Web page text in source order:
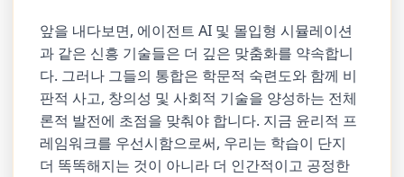
앞을 내다보면, 에이전트 AI 및 몰입형 시뮬레이션
과 같은 신흥 기술들은 더 깊은 맞춤화를 약속합니
다. 그러나 그들의 통합은 학문적 숙련도와 함께 비
판적 사고, 창의성 및 사회적 기술을 양성하는 전체
론적 발전에 초점을 맞춰야 합니다. 지금 윤리적 프
레임워크를 우선시함으로써, 우리는 학습이 단지
더 똑똑해지는 것이 아니라 더 인간적이고 공정한